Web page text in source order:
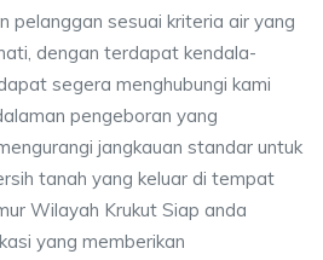
pelanggan sesuai kriteria air yang
dengan terdapat kendala-
segera menghubungi kami
pengeboran yang
jangkauan standar untuk
tanah yang keluar di tempat
Wilayah Krukut Siap anda
yang memberikan